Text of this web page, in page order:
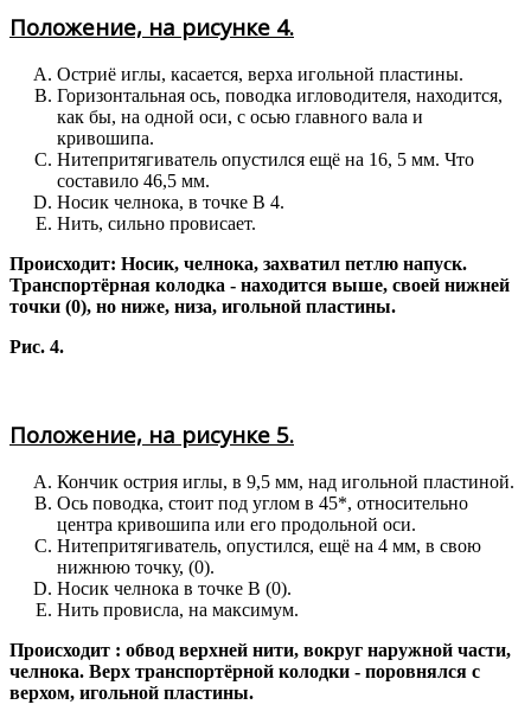
Положение, на рисунке 4.
Остриё иглы, касается, верха игольной пластины.
Горизонтальная ось, поводка игловодителя, находится,
как бы, на одной оси, с осью главного вала и
кривошипа.
Нитепритягиватель опустился ещё на 16, 5 мм. Что
составило 46,5 мм.
Носик челнока, в точке В 4.
Нить, сильно провисает.
Происходит: Носик, челнока, захватил петлю напуск.
Транспортёрная колодка - находится выше, своей нижней
точки (0), но ниже, низа, игольной пластины.
Рис. 4.
Положение, на рисунке 5.
Кончик острия иглы, в 9,5 мм, над игольной пластиной.
Ось поводка, стоит под углом в 45*, относительно
центра кривошипа или его продольной оси.
Нитепритягиватель, опустился, ещё на 4 мм, в свою
нижнюю точку, (0).
Носик челнока в точке В (0).
Нить провисла, на максимум.
Происходит : обвод верхней нити, вокруг наружной части,
челнока. Верх транспортёрной колодки - поровнялся с
верхом, игольной пластины.